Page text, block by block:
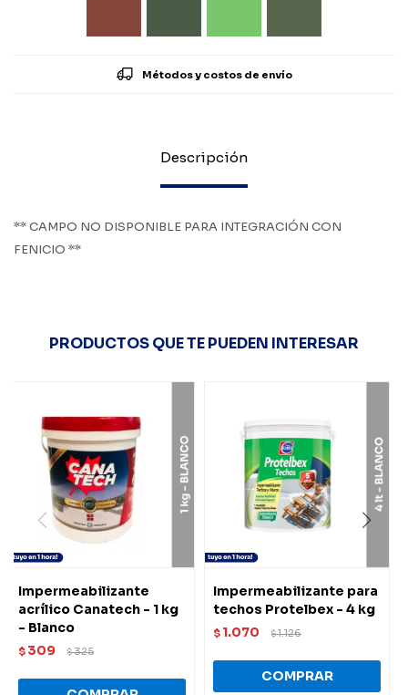
Métodos y costos de envío
Descripción
** CAMPO NO DISPONIBLE PARA INTEGRACIÓN CON
FENICIO **
PRODUCTOS QUE TE PUEDEN INTERESAR
Impermeabilizante
acrílico Canatech - 1 kg
- Blanco
$ 309 $325
Impermeabilizante para
techos Protelbex - 4 kg
$ 1.070 $1.126